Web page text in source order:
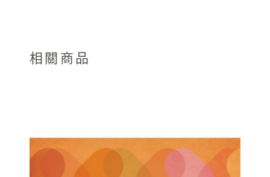
相關商品